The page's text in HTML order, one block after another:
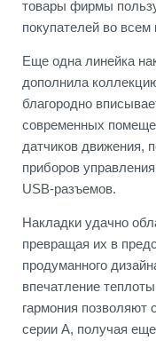
товары фирмы
покупателей во всем
Еще одна линейка
дополнила
благородно
современных
датчиков движения,
приборов
USB-разъемов.
Накладки удачно
превращая их в
продуманного
впечатление
гармония позволяют
серии А, получая